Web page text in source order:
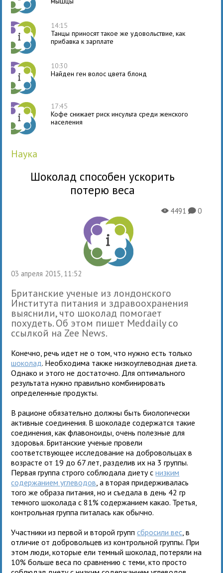
14:15
Танцы приносят такое же удовольствие, как
прибавка к зарплате
10:30
Найден ген волос цвета блонд
17:45
Кофе снижает риск инсульта среди женского
населения
наука
Шоколад способен ускорить
потерю веса
03 апреля 2015, 11:52
X4491K0
Британские ученые из лондонского
Института питания и здравоохранения
выяснили, что шоколад помогает
похудеть. Об этом пишет Meddaily со
ссылкой на Zee News.
Конечно, речь идет не о том, что нужно есть только
шоколад. Необходима также низкоуглеводная диета.
Однако и этого не достаточно. Для оптимального
результата нужно правильно комбинировать
определенные продукты.
В рационе обязательно должны быть биологически
активные соединения. В шоколаде содержатся такие
соединения, как флавоноиды, очень полезные для
здоровья. Британские ученые провели
соответствующее исследование на добровольцах в
возрасте от 19 до 67 лет, разделив их на 3 группы.
Первая группа строго соблюдала диету снизким
содержанием углеводов , а вторая придерживалась
того же образа питания, но и съедала в день 42 гр
темного шоколада с 81% содержанием какао. Третья,
контрольная группа питалась как обычно.
Участники из первой и второй группсбросили вес , в
отличие от добровольцев из контрольной группы. При
этом люди, которые ели темный шоколад, потеряли на
10% больше веса по сравнению с теми, кто просто